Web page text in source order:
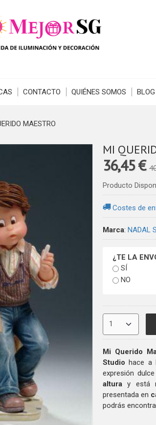
CONTACTO QUIÉNES SOMOS BLOG
MAESTRO
MI
36,45 €
Producto
Costes de
Marca: NADAL
¿TE LA
SÍ
NO
Mi Querido
Studio hace a
expresión
alturay está
presentada en
podrás